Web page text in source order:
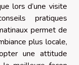
lors d’une visite
pratiques
permet de
plus locale,
une attitude